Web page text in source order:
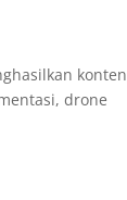
konten
drone